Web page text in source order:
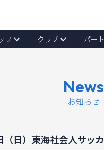
フ クラブ パー
News
お知らせ
（日）東海社会人サッ